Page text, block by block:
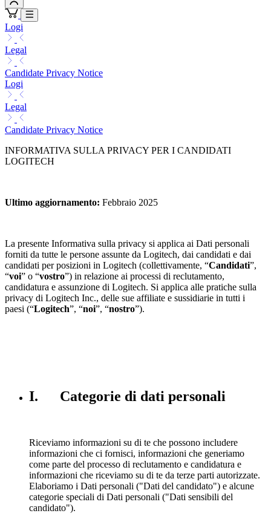
Logi
Legal
Candidate Privacy Notice
Logi
Legal
Candidate Privacy Notice
INFORMATIVA SULLA PRIVACY PER I CANDIDATI
LOGITECH
Ultimo aggiornamento: Febbraio 2025
La presente Informativa sulla privacy si applica ai Dati personali
forniti da tutte le persone assunte da Logitech, dai candidati e dai
candidati per posizioni in Logitech (collettivamente, “Candidati”,
“voi” o “vostro”) in relazione ai processi di reclutamento,
candidatura e assunzione di Logitech. Si applica alle pratiche sulla
privacy di Logitech Inc., delle sue affiliate e sussidiarie in tutti i
paesi (“Logitech”, “noi”, “nostro”).
I. Categorie di dati personali
Riceviamo informazioni su di te che possono includere
informazioni che ci fornisci, informazioni che generiamo
come parte del processo di reclutamento e candidatura e
informazioni che riceviamo su di te da terze parti autorizzate.
Elaboriamo i Dati personali ("Dati del candidato") e alcune
categorie speciali di Dati personali ("Dati sensibili del
candidato").